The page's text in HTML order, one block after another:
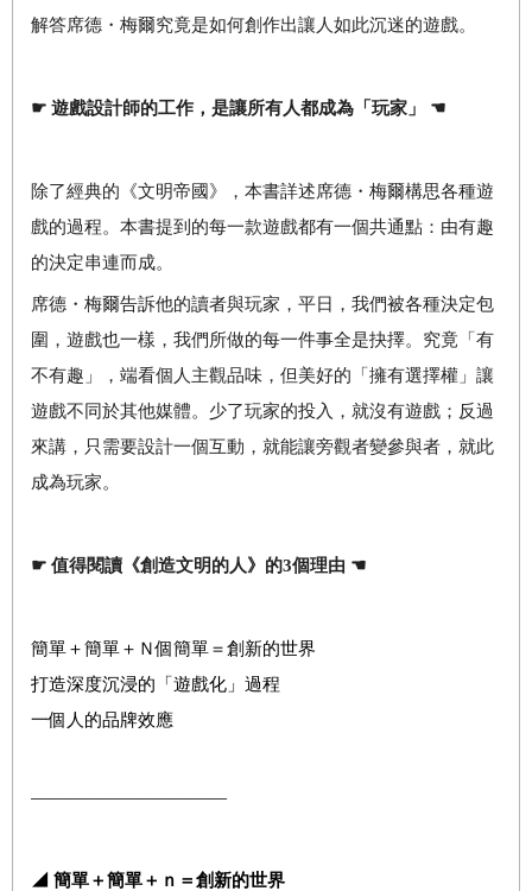
解答席德・梅爾究竟是如何創作出讓人如此沉迷的遊戲。
☛ 遊戲設計師的工作，是讓所有人都成為「玩家」 ☚
除了經典的《文明帝國》，本書詳述席德・梅爾構思各種遊
戲的過程。本書提到的每一款遊戲都有一個共通點：由有趣
的決定串連而成。
席德・梅爾告訴他的讀者與玩家，平日，我們被各種決定包
圍，遊戲也一樣，我們所做的每一件事全是抉擇。究竟「有
不有趣」，端看個人主觀品味，但美好的「擁有選擇權」讓
遊戲不同於其他媒體。少了玩家的投入，就沒有遊戲；反過
來講，只需要設計一個互動，就能讓旁觀者變參與者，就此
成為玩家。
☛ 值得閱讀《創造文明的人》的3個理由 ☚
簡單＋簡單＋Ｎ個簡單＝創新的世界
打造深度沉浸的「遊戲化」過程
一個人的品牌效應
———————————
◢ 簡單＋簡單＋ｎ＝創新的世界